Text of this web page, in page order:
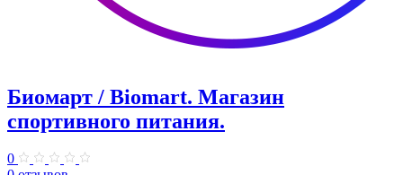
Биомарт ​/ Biomart. Магазин
спортивного питания.
0